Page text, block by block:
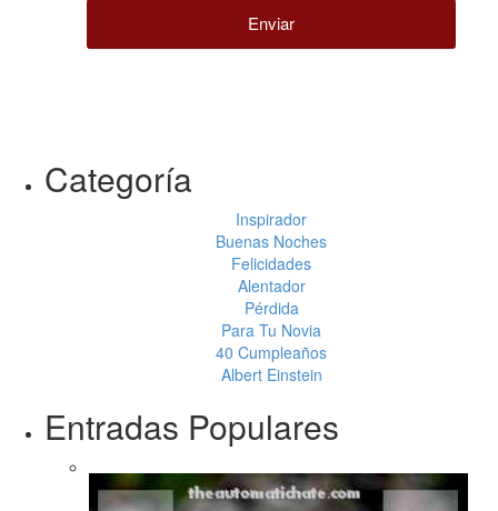
Enviar
Categoría
Inspirador
Buenas Noches
Felicidades
Alentador
Pérdida
Para Tu Novia
40 Cumpleaños
Albert Einstein
Entradas Populares